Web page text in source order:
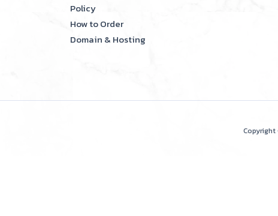
Policy
How to Order
Domain & Hosting